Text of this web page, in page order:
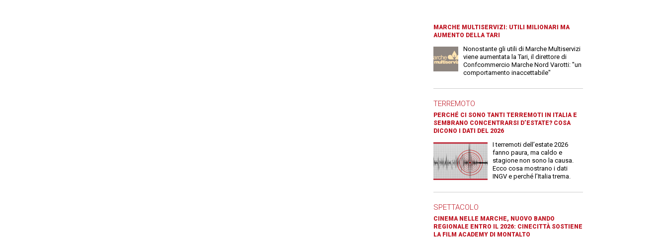
MARCHE MULTISERVIZI: UTILI MILIONARI MA
AUMENTO DELLA TARI
Nonostante gli utili di Marche Multiservizi
viene aumentata la Tari, il direttore di
Confcommercio Marche Nord Varotti: "un
comportamento inaccettabile"
TERREMOTO
PERCHÉ CI SONO TANTI TERREMOTI IN ITALIA E
SEMBRANO CONCENTRARSI D’ESTATE? COSA
DICONO I DATI DEL 2026
I terremoti dell’estate 2026
fanno paura, ma caldo e
stagione non sono la causa.
Ecco cosa mostrano i dati
INGV e perché l’Italia trema.
SPETTACOLO
CINEMA NELLE MARCHE, NUOVO BANDO
REGIONALE ENTRO IL 2026: CINECITTÀ SOSTIENE
LA FILM ACADEMY DI MONTALTO